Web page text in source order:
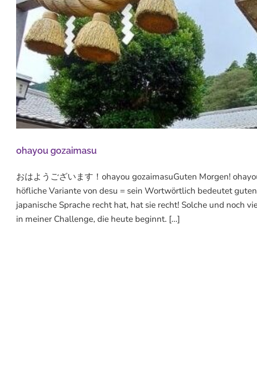
ohayou gozaimasu
おはようございます！ohayou gozaimasuGuten Morgen!
höfliche Variante von desu = sein Wortwörtlich bedeutet
japanische Sprache recht hat, hat sie recht! Solche und noch
in meiner Challenge, die heute beginnt. [...]